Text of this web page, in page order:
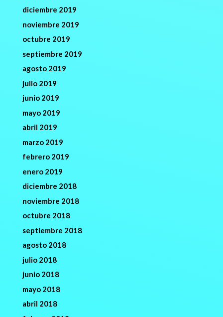
diciembre 2019
noviembre 2019
octubre 2019
septiembre 2019
agosto 2019
julio 2019
junio 2019
mayo 2019
abril 2019
marzo 2019
febrero 2019
enero 2019
diciembre 2018
noviembre 2018
octubre 2018
septiembre 2018
agosto 2018
julio 2018
junio 2018
mayo 2018
abril 2018